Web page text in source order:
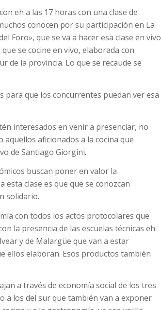
eh a las 17 horas con una clase de
conocen por su participación en La
Foro», que se va a hacer esa clase en vivo
se cocine en vivo, elaborada con
de la provincia. Lo que se recaude se
para que los concurrentes puedan ver esa
interesados en venir a presenciar, no
aficionados a la cocina que
de Santiago Giorgini.
buscan poner en valor la
clase es que que se conozcan
solidario.
con todos los actos protocolares que
la presencia de las escuelas técnicas eh
y de Malargüe que van a estar
ellos elaboran. Esos productos también
a través de economía social de los tres
los del sur que también van a exponer